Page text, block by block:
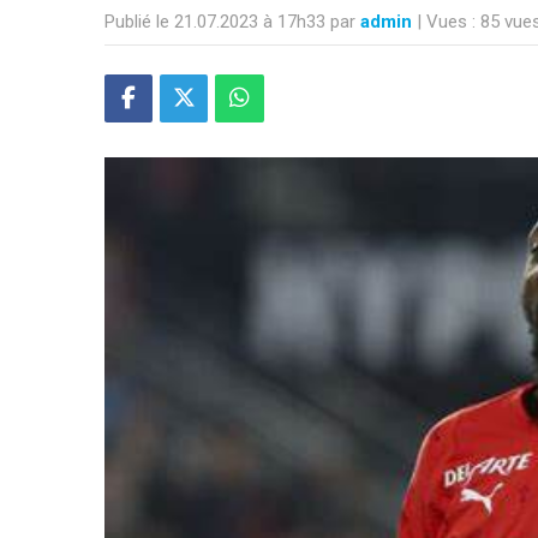
Publié le 21.07.2023 à 17h33 par admin | Vues : 85